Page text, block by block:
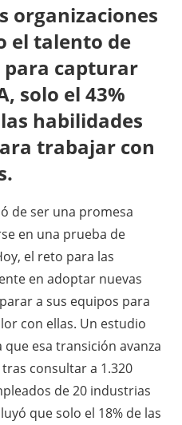
organizaciones
el talento de
capturar
solo el 43%
habilidades
trabajar con
de ser una promesa
en una prueba de
el reto para las
en adoptar nuevas
a sus equipos para
con ellas. Un estudio
esa transición avanza
consultar a 1.320
de 20 industrias
que solo el 18% de las